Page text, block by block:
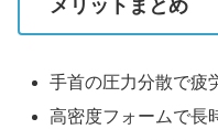
メリットまとめ
手首の圧力分散で疲
高密度フォームで長